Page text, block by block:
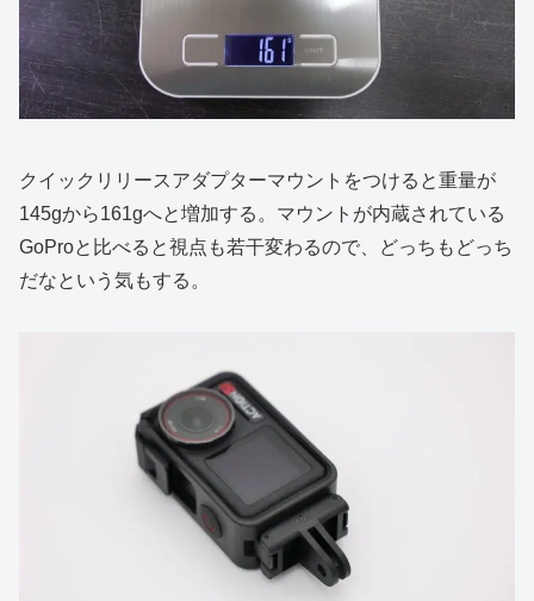
クイックリリースアダプターマウントをつけると重量が
145gから161gへと増加する。マウントが内蔵されている
GoProと比べると視点も若干変わるので、どっちもどっち
だなという気もする。